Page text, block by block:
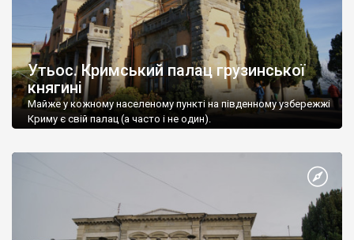
Утьос. Кримський палац грузинської
княгині
Майже у кожному населеному пункті на південному узбережжі
Криму є свій палац (а часто і не один).